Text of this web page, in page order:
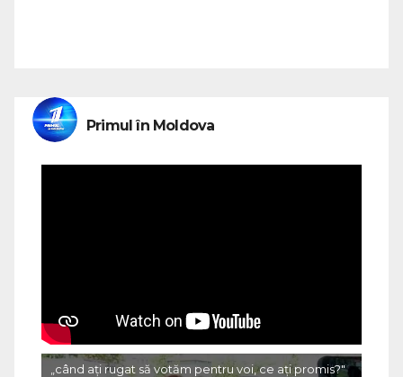
Primul în Moldova
„când ați rugat să votăm pentru voi, ce ați promis?"